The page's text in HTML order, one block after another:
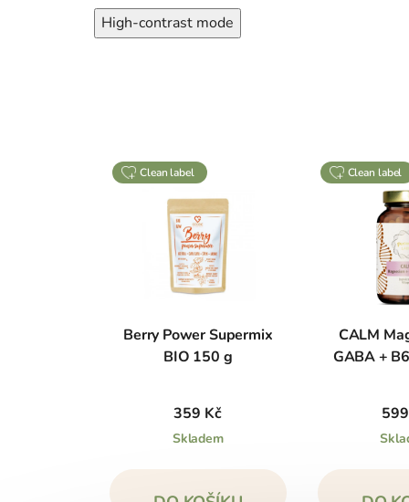
High-contrast mode
clean label
Berry Power Supermix
BIO 150 g
359 Kč
Skladem
clean label
CALM
GABA +